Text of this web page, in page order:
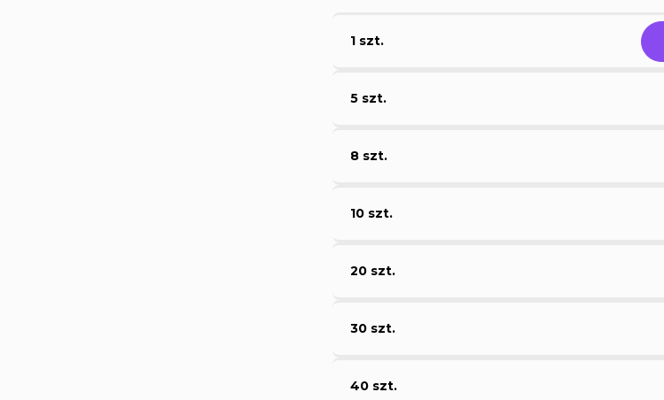
1 szt.
5 szt.
8 szt.
10 szt.
20 szt.
30 szt.
40 szt.